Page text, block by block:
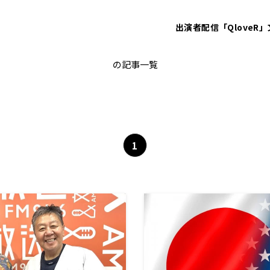
出演者配信「QloveR」
の記事一覧
1